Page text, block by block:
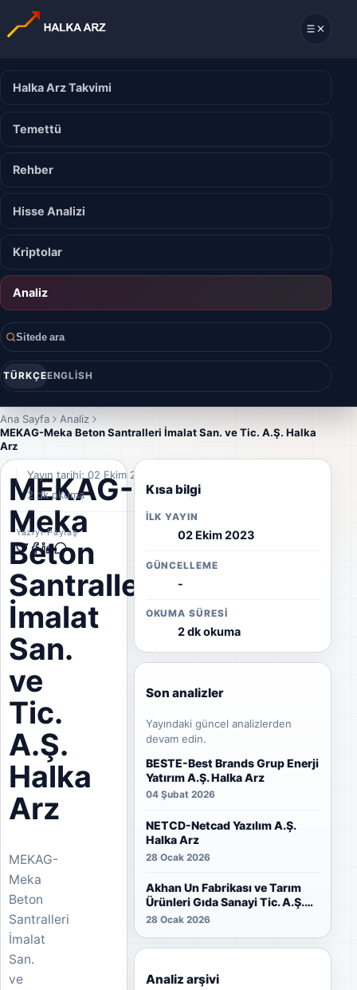
Halka Arz Takvimi
Temettü
Rehber
Hisse Analizi
Kriptolar
Analiz
Sitede ara
TÜRKÇEENGLISH
Ana Sayfa
Analiz
MEKAG-Meka Beton Santralleri İmalat San. ve Tic. A.Ş. Halka
Arz
MEKAG-
Meka
Beton
Santralleri
İmalat
San.
ve
Tic.
A.Ş.
Halka
Arz
MEKAG-
Meka
Beton
Santralleri
İmalat
San.
ve
Yayın tarihi: 02 Ekim 2023
2 dk okuma
Yazıyı Paylaş
Kısa bilgi
İLK YAYIN
02 Ekim 2023
GÜNCELLEME
-
OKUMA SÜRESI
2 dk okuma
Son analizler
Yayındaki güncel analizlerden
devam edin.
BESTE-Best Brands Grup Enerji
Yatırım A.Ş. Halka Arz
04 Şubat 2026
NETCD-Netcad Yazılım A.Ş.
Halka Arz
28 Ocak 2026
Akhan Un Fabrikası ve Tarım
Ürünleri Gıda Sanayi Tic. A.Ş.
Halka Arz
28 Ocak 2026
Analiz arşivi